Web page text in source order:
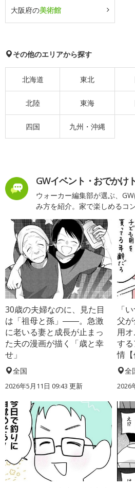
大阪府の美術館
その他のエリアから探す
北海道 東北
北陸 東海
四国 九州・沖縄
GWイベント・おでかけ
ウォーカー編集部が選ぶ、
み方を紹介。家で楽しめるコ
30歳の夫婦なのに、見た目
は「祖母と孫」――。急激
に老いる妻と成長が止まっ
た夫の漫画が描く「歳と幸
せ」
全国
2026年5月11日 09:43 更新
「
父
用
す
情【
全
2026